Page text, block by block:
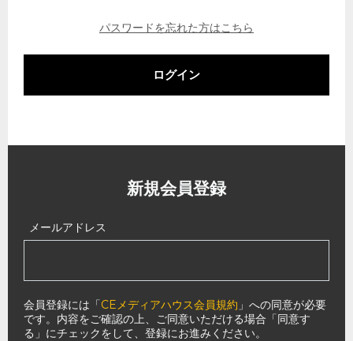
パスワードを忘れた方はこちら
ログイン
新規会員登録
メールアドレス
会員登録には「CEメディアハウス会員規約 」への同意が必要
です。内容をご確認の上、ご同意いただける場合「同意す
る」にチェックをして、登録にお進みください。